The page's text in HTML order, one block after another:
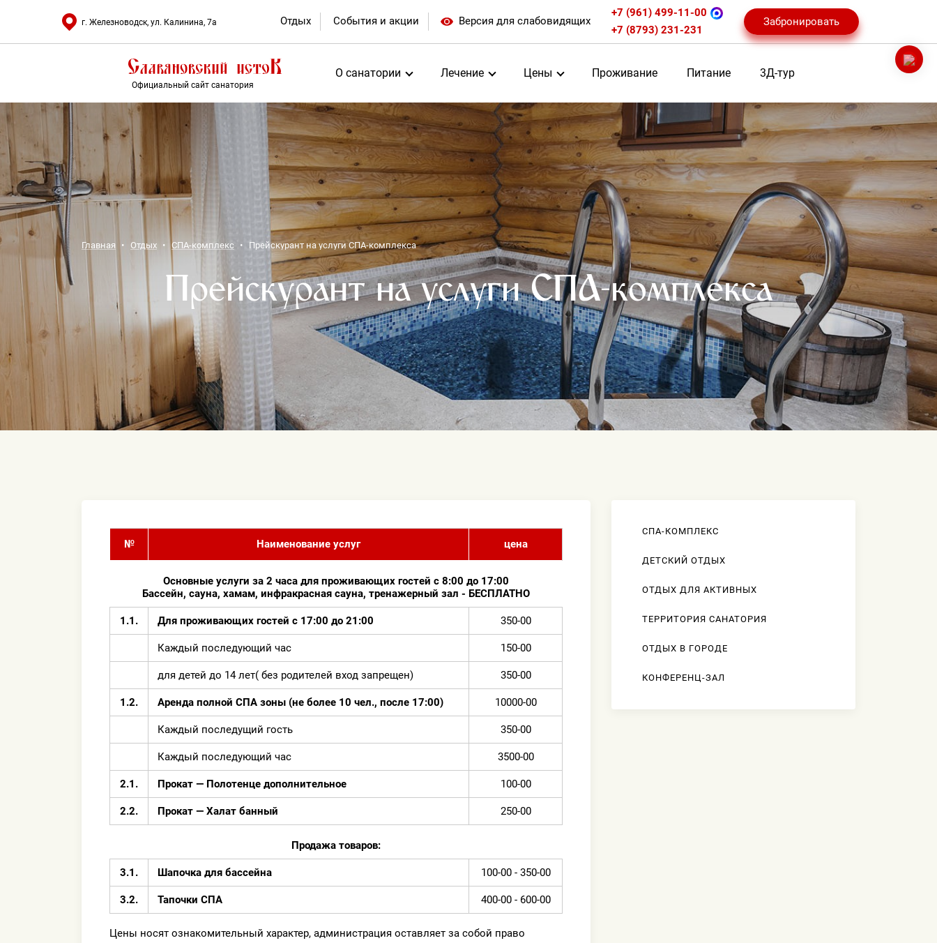
г. Железноводск, ул. Калинина, 7а Отдых События и акции Версия для слабовидящих
+7 (961) 499-11-00
+7 (8793) 231-231
Забронировать
Официальный сайт санатория
О санатории Лечение Цены Проживание Питание 3Д-тур
Главная Отдых СПА-комплекс Прейскурант на услуги СПА-комплекса
Прейскурант на услуги СПА-комплекса
№ Наименование услуг цена
Основные услуги за 2 часа для проживающих гостей с 8:00 до 17:00
Бассейн, сауна, хамам, инфракрасная сауна, тренажерный зал - БЕСПЛАТНО
1.1. Для проживающих гостей с 17:00 до 21:00 350-00
Каждый последующий час 150-00
для детей до 14 лет( без родителей вход запрещен) 350-00
1.2. Аренда полной СПА зоны (не более 10 чел., после 17:00) 10000-00
Каждый последущий гость 350-00
Каждый последующий час 3500-00
2.1. Прокат — Полотенце дополнительное 100-00
2.2. Прокат — Халат банный 250-00
Продажа товаров:
3.1. Шапочка для бассейна 100-00 - 350-00
3.2. Тапочки СПА 400-00 - 600-00
Цены носят ознакомительный характер, администрация оставляет за собой право
СПА-КОМПЛЕКС
ДЕТСКИЙ ОТДЫХ
ОТДЫХ ДЛЯ АКТИВНЫХ
ТЕРРИТОРИЯ САНАТОРИЯ
ОТДЫХ В ГОРОДЕ
КОНФЕРЕНЦ-ЗАЛ